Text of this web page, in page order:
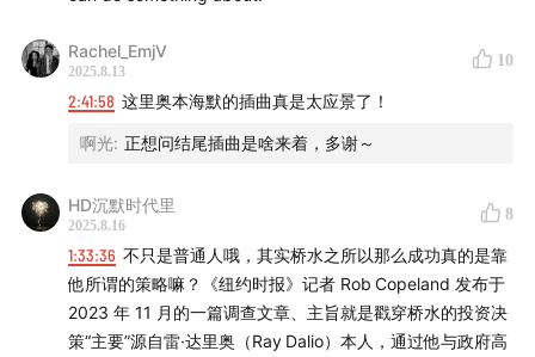
Rachel_EmjV
2025.8.13
10
2:41:58 这里奥本海默的插曲真是太应景了！
啊光: 正想问结尾插曲是啥来着，多谢～
HD沉默时代里
2025.8.16
8
1:33:36 不只是普通人哦，其实桥水之所以那么成功真的是靠
他所谓的策略嘛？《纽约时报》记者 Rob Copeland 发布于
2023 年 11 月的一篇调查文章、主旨就是戳穿桥水的投资决
策“主要”源自雷·达里奥（Ray Dalio）本人，通过他与政府高